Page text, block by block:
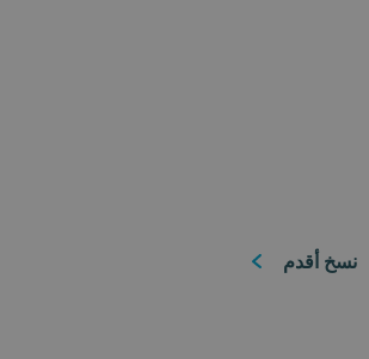
نسخ أقدم